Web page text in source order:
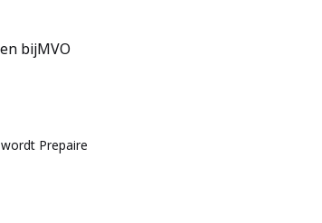
bijMVO
Prepaire